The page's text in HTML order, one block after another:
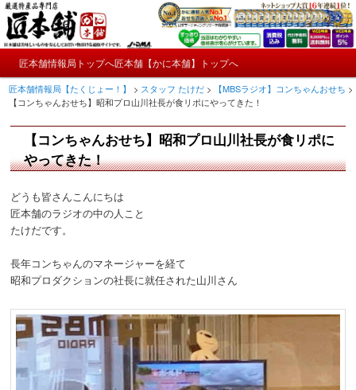
メ
イ
ン
ン
テ
匠本舗情報局【たくじょー！】
かにやおせちについてのおもしろ情報や興味深い記事をお届けします。
ン
メ
イ
ン
コ
テ
ツ
へ
移
動
匠本舗情報局トップへ匠本舗【かに本舗】トップへ
匠本舗情報局【たくじょー！】 > スタッフ たけだ > 【MBSラジオ】コンちゃんおせち >
【コンちゃんおせち】昭和プロ山川社長が食リポにやってきた！
【コンちゃんおせち】昭和プロ山川社長が食リポに
やってきた！
どうも皆さんこんにちは
匠本舗のラジオの中の人こと
たけだです。
長年コンちゃんのマネージャーを経て
昭和プロダクションの社長に就任された山川さん